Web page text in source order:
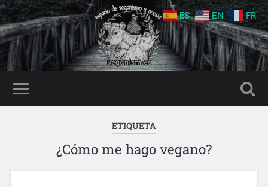
ETIQUETA
¿Cómo me hago vegano?
ES EN FR